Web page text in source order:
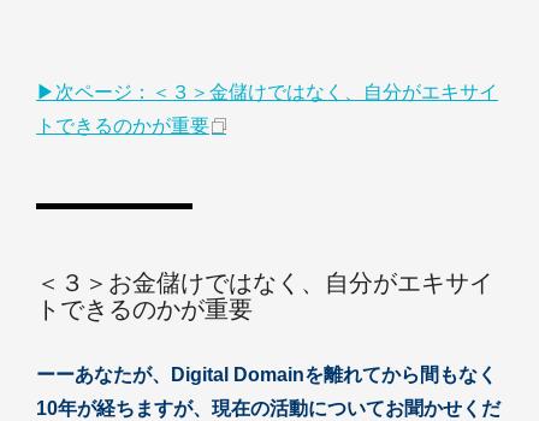
▶次ページ：＜３＞金儲けではなく、自分がエキサイ
トできるのかが重要
＜３＞お金儲けではなく、自分がエキサイ
トできるのかが重要
ーーあなたが、Digital Domainを離れてから間もなく
10年が経ちますが、現在の活動についてお聞かせくだ